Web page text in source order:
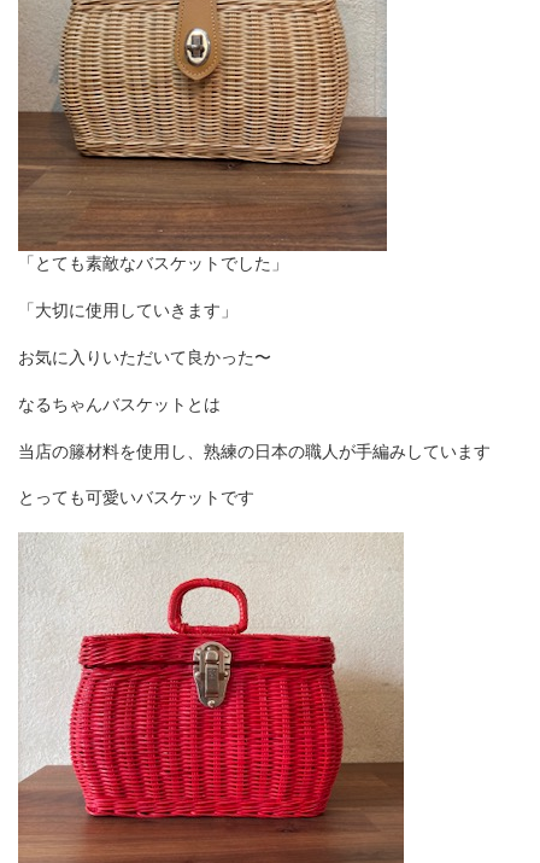
「とても素敵なバスケットでした」
「大切に使用していきます」
お気に入りいただいて良かった〜
なるちゃんバスケットとは
当店の籐材料を使用し、熟練の日本の職人が手編みしています
とっても可愛いバスケットです